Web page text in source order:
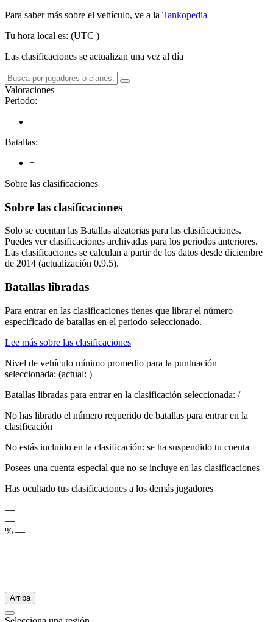
Para saber más sobre el vehículo, ve a la Tankopedia
Tu hora local es: (UTC )
Las clasificaciones se actualizan una vez al día
Valoraciones
Periodo:
Batallas: +
+
Sobre las clasificaciones
Sobre las clasificaciones
Solo se cuentan las Batallas aleatorias para las clasificaciones.
Puedes ver clasificaciones archivadas para los periodos anteriores.
Las clasificaciones se calculan a partir de los datos desde diciembre
de 2014 (actualización 0.9.5).
Batallas libradas
Para entrar en las clasificaciones tienes que librar el número
especificado de batallas en el periodo seleccionado.
Lee más sobre las clasificaciones
Nivel de vehículo mínimo promedio para la puntuación
seleccionada: (actual: )
Batallas libradas para entrar en la clasificación seleccionada: /
No has librado el número requerido de batallas para entrar en la
clasificación
No estás incluido en la clasificación: se ha suspendido tu cuenta
Posees una cuenta especial que no se incluye en las clasificaciones
Has ocultado tus clasificaciones a los demás jugadores
—
—
% —
—
—
—
—
—
Arriba